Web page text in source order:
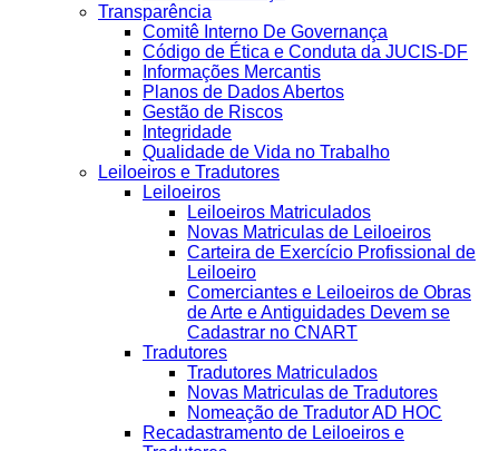
Transparência
Comitê Interno De Governança
Código de Ética e Conduta da JUCIS-DF
Informações Mercantis
Planos de Dados Abertos
Gestão de Riscos
Integridade
Qualidade de Vida no Trabalho
Leiloeiros e Tradutores
Leiloeiros
Leiloeiros Matriculados
Novas Matriculas de Leiloeiros
Carteira de Exercício Profissional de
Leiloeiro
Comerciantes e Leiloeiros de Obras
de Arte e Antiguidades Devem se
Cadastrar no CNART
Tradutores
Tradutores Matriculados
Novas Matriculas de Tradutores
Nomeação de Tradutor AD HOC
Recadastramento de Leiloeiros e